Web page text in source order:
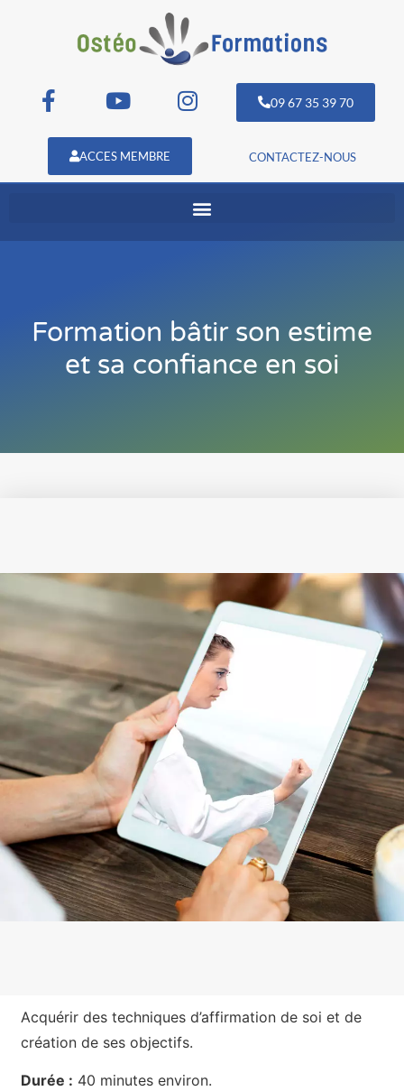
09 67 35 39 70
ACCES MEMBRE CONTACTEZ-NOUS
Formation bâtir son estime
et sa confiance en soi
Acquérir des techniques d’affirmation de soi et de
création de ses objectifs.
Durée : 40 minutes environ.